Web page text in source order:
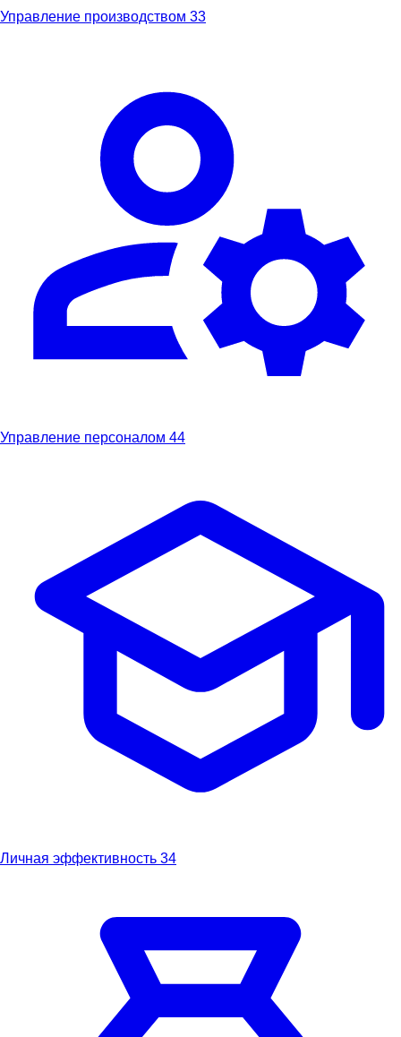
Управление производством 33
Управление персоналом 44
Личная эффективность 34